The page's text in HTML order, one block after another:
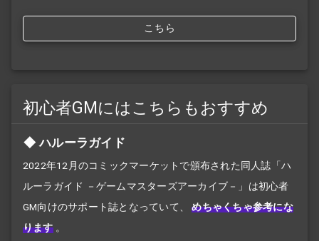
こちら
初心者GMにはこちらもおすすめ
ハルーラガイド
2022年12月のコミックマーケットで頒布された同人誌「ハ
ルーラガイド －ゲームマスターズアーカイブ－」は初心者
GM向けのサポート誌となっていて、
めちゃくちゃ参考にな
ります。